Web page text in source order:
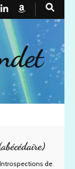
Introspections de